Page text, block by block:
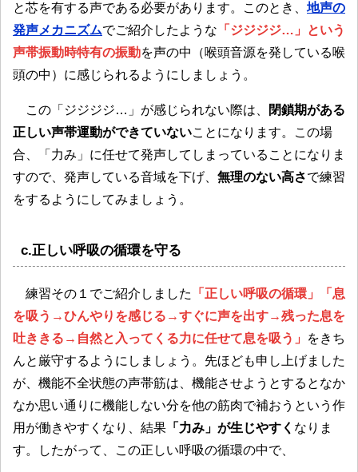
と芯を有する声である必要があります。このとき、 地声の
発声メカニズムでご紹介したような 「ジジジジ…」という
声帯振動時特有の振動を声の中（喉頭音源を発している喉
頭の中）に感じられるようにしましょう。
この「ジジジジ…」が感じられない際は、
閉鎖期がある
正しい声帯運動ができていないことになります。この場
合、「力み」に任せて発声してしまっていることになりま
すので、発声している音域を下げ、 無理のない高さで練習
をするようにしてみましょう。
c.正しい呼吸の循環を守る
練習その１でご紹介しました
「正しい呼吸の循環」「息
を吸う→ひんやりを感じる→すぐに声を出す→残った息を
吐ききる→自然と入ってくる力に任せて息を吸う」
をきち
んと厳守するようにしましょう。先ほども申し上げました
が、機能不全状態の声帯筋は、機能させようとするとなか
なか思い通りに機能しない分を他の筋肉で補おうという作
用が働きやすくなり、結果 「力み」が生じやすく なりま
す。したがって、この正しい呼吸の循環の中で、